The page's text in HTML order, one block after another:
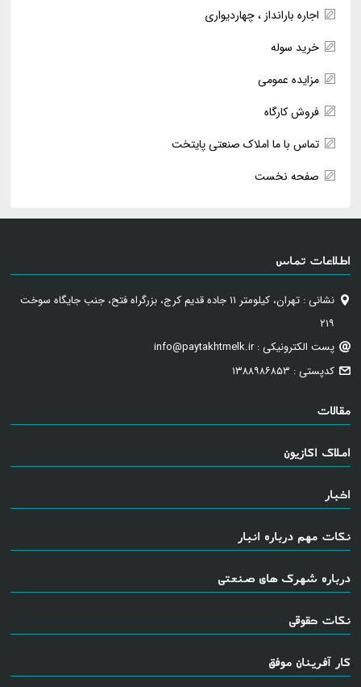
اجاره بارانداز ، چهاردیواری
خرید سوله
مزایده عمومی
فروش کارگاه
تماس با ما املاک صنعتی پایتخت
صفحه نخست
اطلاعات تماس
نشانی : تهران، کیلومتر ۱۱ جاده قدیم کرج، بزرگراه فتح، جنب جایگاه سوخت
۲۱۹
پست الکترونیکی : info@paytakhtmelk.ir
کدپستی : ۱۳۸۸۹۸۶۸۵۳
مقالات
املاک اکازیون
اخبار
نکات مهم درباره انبار
درباره شهرک های صنعتی
نکات حقوقی
کار آفرینان موفق